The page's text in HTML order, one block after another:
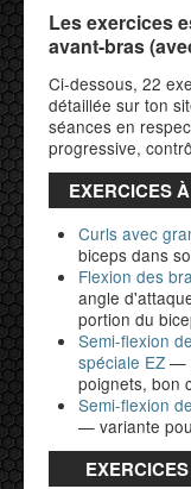
Les exercices
avant-bras
Ci-dessous, 22
détaillée sur ton
séances en
progressive,
EXERCICES
Curls avec
biceps dans
Flexion des
angle
portion du
Semi-flexion
spéciale EZ —
poignets, bon
Semi-flexion
— variante